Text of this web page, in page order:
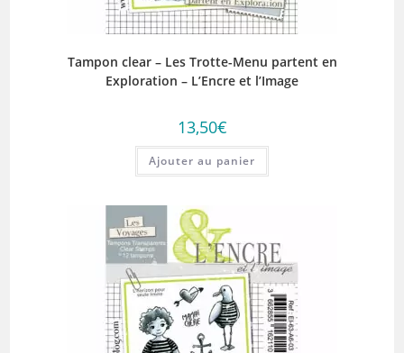
Tampon clear – Les Trotte-Menu partent en
Exploration – L’Encre et l’Image
13,50€
Ajouter au panier